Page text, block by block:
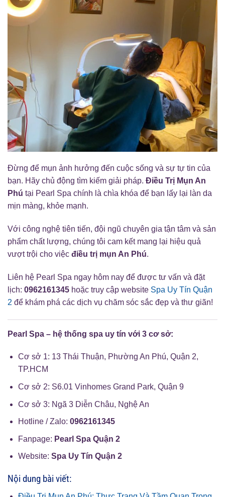
Đừng để mụn ảnh hưởng đến cuộc sống và sự tự tin của
bạn. Hãy chủ động tìm kiếm giải pháp. Điều Trị Mụn An
Phú tại Pearl Spa chính là chìa khóa để bạn lấy lại làn da
mịn màng, khỏe mạnh.
Với công nghệ tiên tiến, đội ngũ chuyên gia tận tâm và sản
phẩm chất lượng, chúng tôi cam kết mang lại hiệu quả
vượt trội cho việc điều trị mụn An Phú.
Liên hệ Pearl Spa ngay hôm nay để được tư vấn và đặt
lịch: 0962161345 hoặc truy cập website Spa Uy Tín Quận
2 để khám phá các dịch vụ chăm sóc sắc đẹp và thư giãn!
Pearl Spa – hệ thống spa uy tín với 3 cơ sở:
Cơ sở 1: 13 Thái Thuận, Phường An Phú, Quận 2,
TP.HCM
Cơ sở 2: S6.01 Vinhomes Grand Park, Quận 9
Cơ sở 3: Ngã 3 Diễn Châu, Nghệ An
Hotline / Zalo: 0962161345
Fanpage: Pearl Spa Quận 2
Website: Spa Uy Tín Quận 2
Nội dung bài viết: